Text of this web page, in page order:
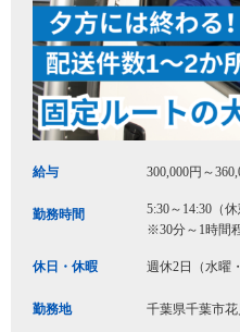
給与 300,000円～
勤務時間
5:30～14:30（休
※30分～1時間
休日・休暇 週休2日（水曜
勤務地 千葉県千葉市